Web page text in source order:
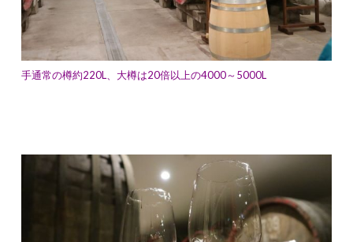
手通常の樽約220L、大樽は20倍以上の4000～5000L